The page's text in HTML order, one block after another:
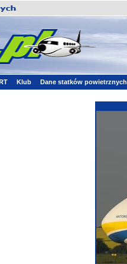
Klub Dane statków powietrznych